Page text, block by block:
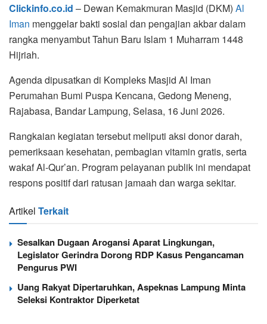
Clickinfo.co.id – Dewan Kemakmuran Masjid (DKM) Al
Iman menggelar bakti sosial dan pengajian akbar dalam
rangka menyambut Tahun Baru Islam 1 Muharram 1448
Hijriah.
Agenda dipusatkan di Kompleks Masjid Al Iman
Perumahan Bumi Puspa Kencana, Gedong Meneng,
Rajabasa, Bandar Lampung, Selasa, 16 Juni 2026.
Rangkaian kegiatan tersebut meliputi aksi donor darah,
pemeriksaan kesehatan, pembagian vitamin gratis, serta
wakaf Al-Qur’an. Program pelayanan publik ini mendapat
respons positif dari ratusan jamaah dan warga sekitar.
Artikel Terkait
Sesalkan Dugaan Arogansi Aparat Lingkungan,
Legislator Gerindra Dorong RDP Kasus Pengancaman
Pengurus PWI
Uang Rakyat Dipertaruhkan, Aspeknas Lampung Minta
Seleksi Kontraktor Diperketat